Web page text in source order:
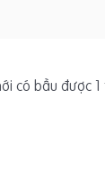
có bầu được